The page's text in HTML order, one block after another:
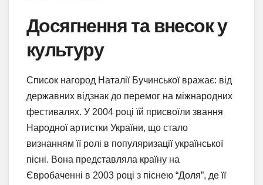
Досягнення та внесок у
культуру
Список нагород Наталії Бучинської вражає: від
державних відзнак до перемог на міжнародних
фестивалях. У 2004 році їй присвоїли звання
Народної артистки України, що стало
визнанням її ролі в популяризації української
пісні. Вона представляла країну на
Євробаченні в 2003 році з піснею “Доля”, де її